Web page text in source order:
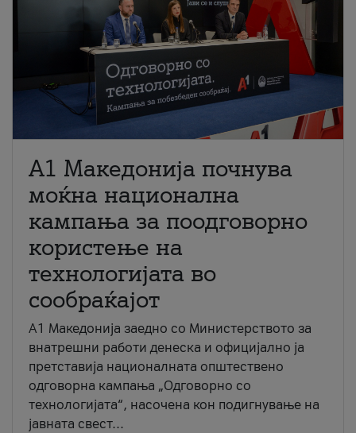
A1 Македонија почнува
моќна национална
кампања за поодговорно
користење на
технологијата во
сообраќајот
A1 Македонија заедно со Министерството за
внатрешни работи денеска и официјално ја
претставија националната општествено
одговорна кампања „Одговорно со
технологијата“, насочена кон подигнување на
јавната свест...